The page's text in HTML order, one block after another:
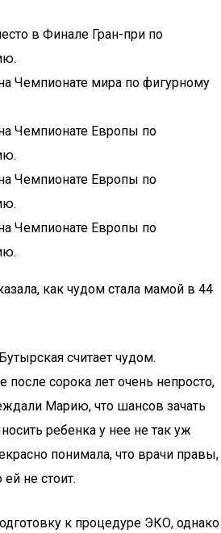
в Финале Гран-при по
Чемпионате мира по фигурному
Чемпионате Европы по
Чемпионате Европы по
Чемпионате Европы по
как чудом стала мамой в 44
считает чудом.
сорока лет очень непросто,
Марию, что шансов зачать
ребенка у нее не так уж
понимала, что врачи правы,
ей не стоит.
к процедуре ЭКО, однако